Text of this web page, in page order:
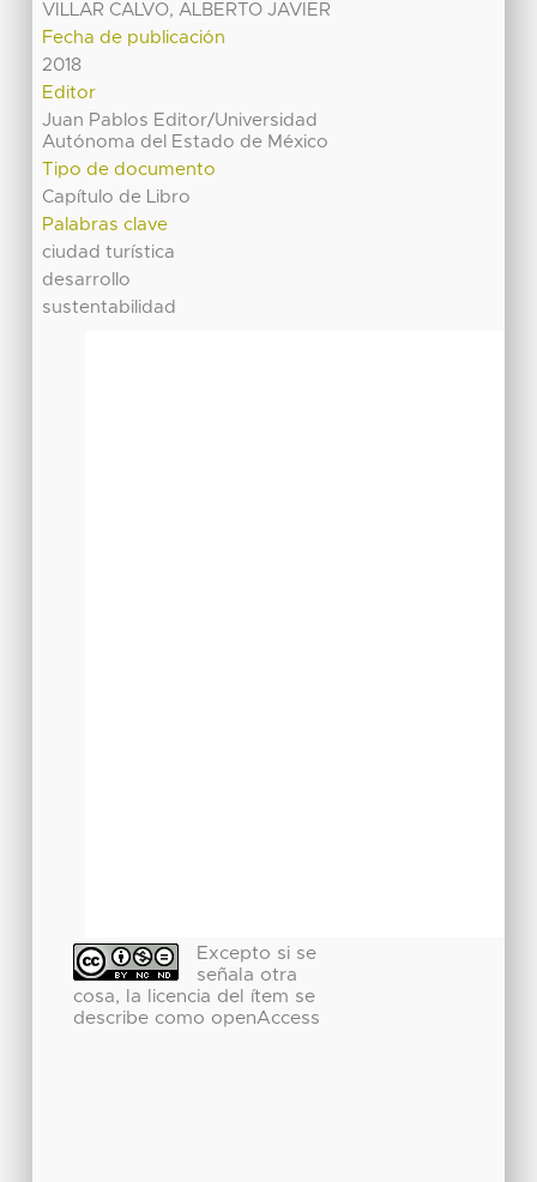
VILLAR CALVO, ALBERTO JAVIER
Fecha de publicación
2018
Editor
Juan Pablos Editor/Universidad
Autónoma del Estado de México
Tipo de documento
Capítulo de Libro
Palabras clave
ciudad turística
desarrollo
sustentabilidad
Excepto si se
señala otra
cosa, la licencia del ítem se
describe como openAccess